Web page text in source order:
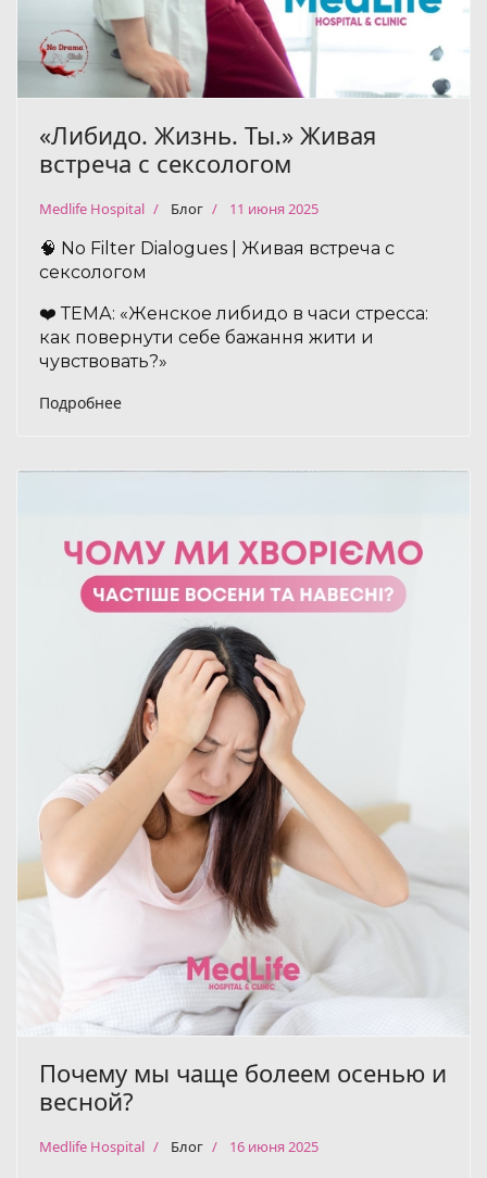
«Либидо. Жизнь. Ты.» Живая
встреча с сексологом
Medlife Hospital Блог 11 июня 2025
🧠 No Filter Dialogues | Живая встреча с
сексологом
❤️ ТЕМА: «Женское либидо в часи стресса:
как повернути себе бажання жити и
чувствовать?»
Подробнее
Почему мы чаще болеем осенью и
весной?
Medlife Hospital Блог 16 июня 2025